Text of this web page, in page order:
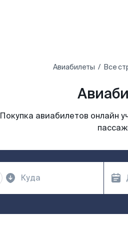
Авиабилеты Все
Покупка авиабилетов онлайн